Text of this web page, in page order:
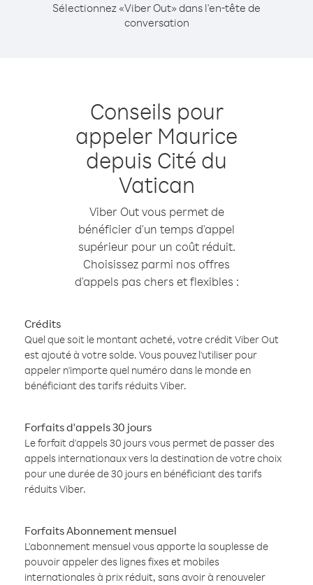
Sélectionnez «Viber Out» dans l'en-tête de
conversation
Conseils pour
appeler Maurice
depuis Cité du
Vatican
Viber Out vous permet de
bénéficier d'un temps d'appel
supérieur pour un coût réduit.
Choisissez parmi nos offres
d'appels pas chers et flexibles :
Crédits
Quel que soit le montant acheté, votre crédit Viber Out
est ajouté à votre solde. Vous pouvez l'utiliser pour
appeler n'importe quel numéro dans le monde en
bénéficiant des tarifs réduits Viber.
Forfaits d'appels 30 jours
Le forfait d'appels 30 jours vous permet de passer des
appels internationaux vers la destination de votre choix
pour une durée de 30 jours en bénéficiant des tarifs
réduits Viber.
Forfaits Abonnement mensuel
L'abonnement mensuel vous apporte la souplesse de
pouvoir appeler des lignes fixes et mobiles
internationales à prix réduit, sans avoir à renouveler